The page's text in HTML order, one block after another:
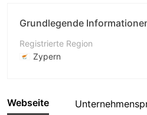
Grundlegende
Registrierte Region
Zypern
Unternehmen
Webseite